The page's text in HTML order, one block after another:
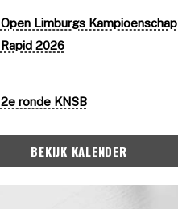
Open Limburgs Kampioenschap
Rapid 2026
2e ronde KNSB
BEKIJK KALENDER